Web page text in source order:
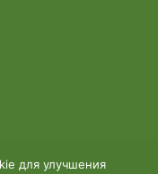
для улучшения